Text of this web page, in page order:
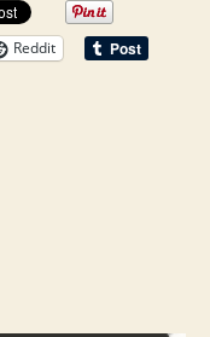
Reddit